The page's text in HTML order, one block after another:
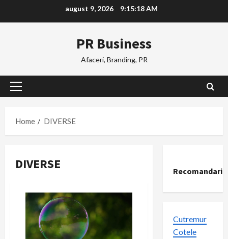
august 9, 2026 9:15:19 AM
PR Business
Afaceri, Branding, PR
Primary
Home
DIVERSE
DIVERSE Recomandari
Cutremur
Cotele